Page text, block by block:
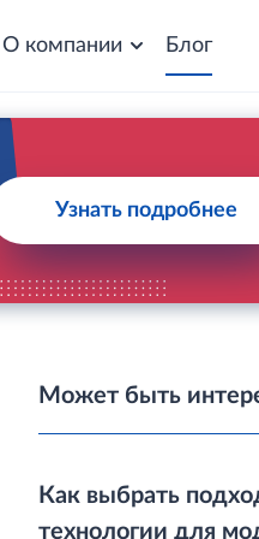
О компании Блог
Узнать подробнее
Может быть
Как выбрать
технологии для